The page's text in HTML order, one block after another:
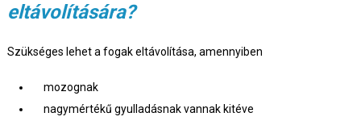
eltávolítására?
Szükséges lehet a fogak eltávolítása, amennyiben
mozognak
nagymértékű gyulladásnak vannak kitéve